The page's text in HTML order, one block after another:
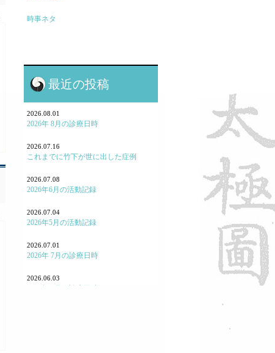
時事ネタ
現代医療に関して
鍼灸と保険・業界のお話
鍼灸学校、鍼灸学生に関して
よくある病気・症状
養生
「怒り方」の大事
｢泣く｣とはどういうことか
「痛み」について
最近の投稿
2026.08.01
2026年 8月の診療日時
2026.07.16
これまでに竹下が世に出した症例
2026.07.08
2026年6月の活動記録
2026.07.04
2026年5月の活動記録
2026.07.01
2026年 7月の診療日時
2026.06.03